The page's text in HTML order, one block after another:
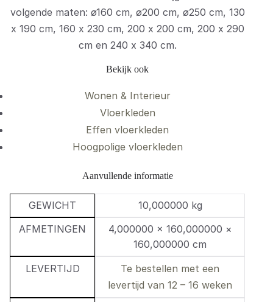
volgende maten: ø160 cm, ø200 cm, ø250 cm, 130
x 190 cm, 160 x 230 cm, 200 x 200 cm, 200 x 290
cm en 240 x 340 cm.
Bekijk ook
Wonen & Interieur
Vloerkleden
Effen vloerkleden
Hoogpolige vloerkleden
Aanvullende informatie
GEWICHT
10,000000 kg
AFMETINGEN
4,000000 × 160,000000 ×
160,000000 cm
LEVERTIJD
Te bestellen met een
levertijd van 12 – 16 weken